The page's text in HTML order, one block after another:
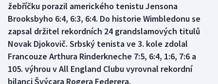
Curling
Dostihy
Florbal
žebříčku porazil amerického tenistu Jensona
Brooksbyho 6:4, 6:3, 6:4. Do historie Wimbledonu se
zapsal držitel rekordních 24 grandslamových titulů
Novak Djokovič. Srbský tenista ve 3. kole zdolal
Francouze Arthura Rinderkneche 7:5, 6:4, 1:6, 7:6 a
105. výhrou v All England Clubu vyrovnal rekordní
bilanci Švýcara Rogera Federera.